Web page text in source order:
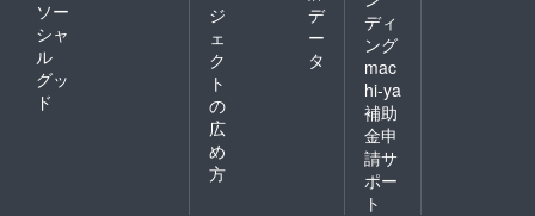
ソー
シャ
ル
グッ
ド
ジ
ェ
ク
ト
の
広
め
方
デ
ー
タ
ディ
ング
mac
hi-ya
補助
金申
請サ
ポー
ト